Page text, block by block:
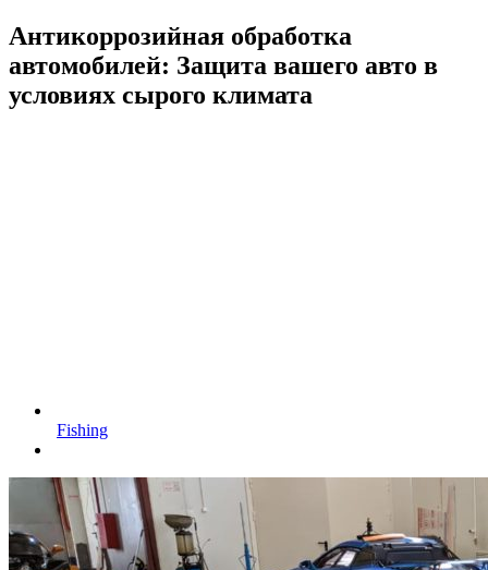
Антикоррозийная обработка
автомобилей: Защита вашего авто в
условиях сырого климата
Fishing